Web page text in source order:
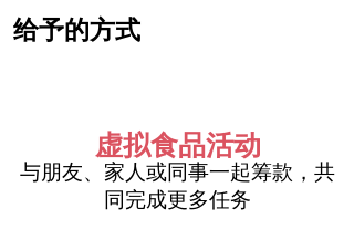
给予的方式
虚拟食品活动
与朋友、家人或同事一起筹款，共
同完成更多任务